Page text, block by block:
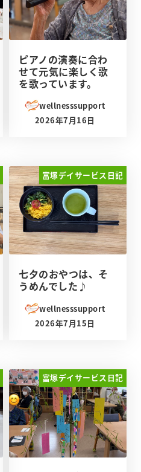
ピアノの演奏に合わ
せて元気に楽しく歌
を歌っています。
wellnesssupport
投稿日
2026年7月16日
富塚デイサービス日記
七夕のおやつは、そ
うめんでした♪
wellnesssupport
投稿日
2026年7月15日
富塚デイサービス日記